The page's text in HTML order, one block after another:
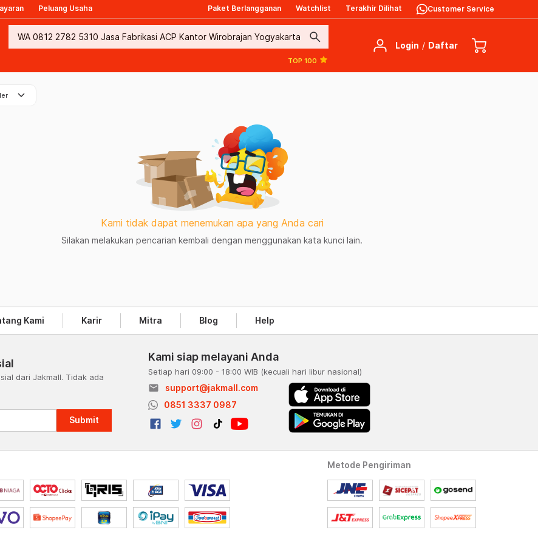
Peluang Usaha Paket Berlangganan Watchlist Terakhir Dilihat Customer Service
search
TOP 100
Login / Daftar
keyboard_arrow_down
Kami tidak dapat menemukan apa yang Anda cari
Silakan melakukan pencarian kembali dengan menggunakan kata kunci lain.
Kami Karir Mitra Blog Help
dari Jakmall. Tidak ada
Submit
Kami siap melayani Anda
Setiap hari 09:00 - 18:00 WIB (kecuali hari libur nasional)
email
support@jakmall.com
0851 3337 0987
Metode Pengiriman